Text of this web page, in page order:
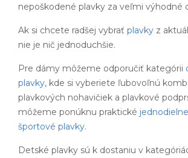
nepoškodené plavky za veľmi výhodné
Ak si chcete radšej vybrať plavky z
nie je nič jednoduchšie.
Pre dámy môžeme odporučiť kategórii
plavky, kde si vyberiete ľubovoľnú
plavkových nohavičiek a plavkové
môžeme ponúknu praktické
športové plavky.
Detské plavky sú k dostaniu v